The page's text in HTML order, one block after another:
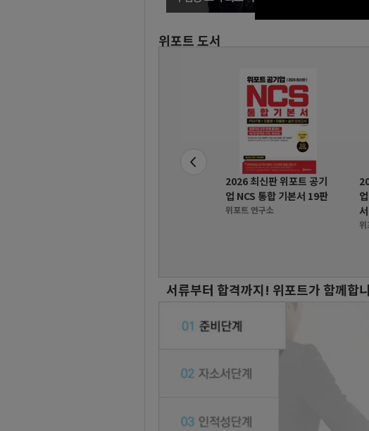
위포트 도서
2026 최신판 위포트 공기
업 NCS 통합 기본서 19판
위포트 연구소
위
서류부터 합격까지! 위포트가 함께합